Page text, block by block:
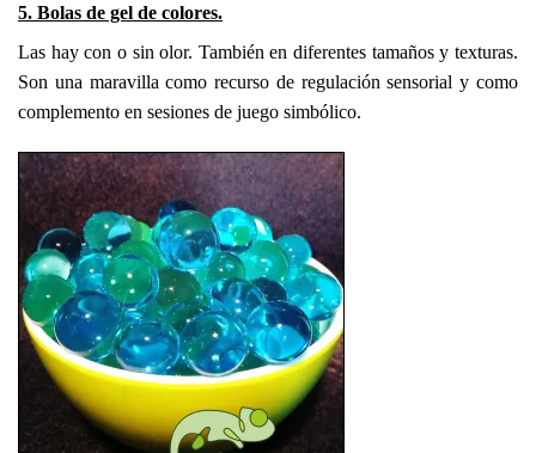
5. Bolas de gel de colores.
Las hay con o sin olor. También en diferentes tamaños y texturas.
Son una maravilla como recurso de regulación sensorial y como
complemento en sesiones de juego simbólico.